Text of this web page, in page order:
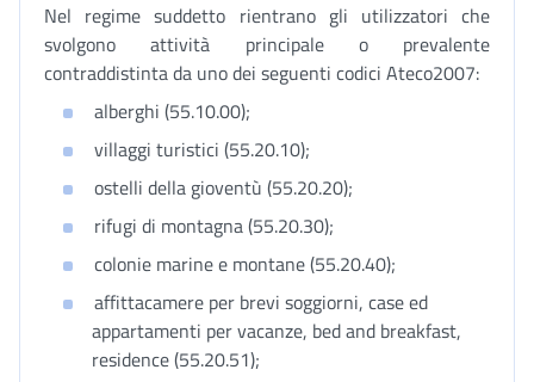
Nel regime suddetto rientrano gli utilizzatori che
svolgono attività principale o prevalente
contraddistinta da uno dei seguenti codici Ateco2007:
alberghi (55.10.00);
villaggi turistici (55.20.10);
ostelli della gioventù (55.20.20);
rifugi di montagna (55.20.30);
colonie marine e montane (55.20.40);
affittacamere per brevi soggiorni, case ed
appartamenti per vacanze, bed and breakfast,
residence (55.20.51);